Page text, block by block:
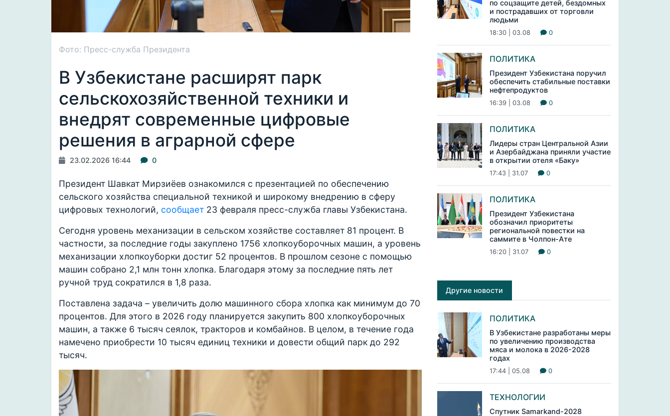
Фото: Пресс-служба Президента
В Узбекистане расширят парк
сельскохозяйственной техники и
внедрят современные цифровые
решения в аграрной сфере
23.02.2026 16:44 0
Президент Шавкат Мирзиёев ознакомился с презентацией по обеспечению
сельского хозяйства специальной техникой и широкому внедрению в сферу
цифровых технологий, сообщает 23 февраля пресс-служба главы Узбекистана.
Сегодня уровень механизации в сельском хозяйстве составляет 81 процент. В
частности, за последние годы закуплено 1756 хлопкоуборочных машин, а уровень
механизации хлопкоуборки достиг 52 процентов. В прошлом сезоне с помощью
машин собрано 2,1 млн тонн хлопка. Благодаря этому за последние пять лет
ручной труд сократился в 1,8 раза.
Поставлена задача – увеличить долю машинного сбора хлопка как минимум до 70
процентов. Для этого в 2026 году планируется закупить 800 хлопкоуборочных
машин, а также 6 тысяч сеялок, тракторов и комбайнов. В целом, в течение года
намечено приобрести 10 тысяч единиц техники и довести общий парк до 292
тысяч.
по соцзащите детей, бездомных
и пострадавших от торговли
людьми
18:30 | 03.08 0
ПОЛИТИКА
Президент Узбекистана поручил
обеспечить стабильные поставки
нефтепродуктов
16:39 | 03.08 0
ПОЛИТИКА
Лидеры стран Центральной Азии
и Азербайджана приняли участие
в открытии отеля «Баку»
17:43 | 31.07 0
ПОЛИТИКА
Президент Узбекистана
обозначил приоритеты
региональной повестки на
саммите в Чолпон-Ате
16:20 | 31.07 0
Другие новости
ПОЛИТИКА
В Узбекистане разработаны меры
по увеличению производства
мяса и молока в 2026-2028
годах
17:44 | 05.08 0
ТЕХНОЛОГИИ
Спутник Samarkand-2028